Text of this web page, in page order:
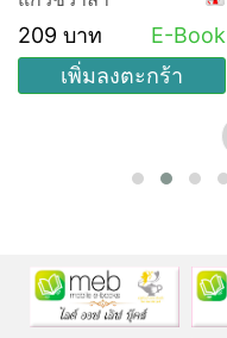
209 บาท
E-Book
เพิ่มลงตะกร้า